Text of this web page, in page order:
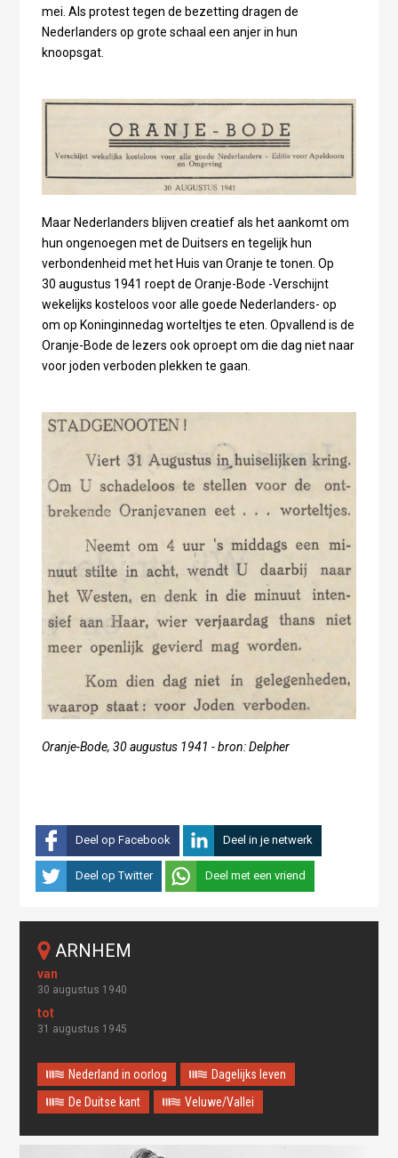
mei. Als protest tegen de bezetting dragen de
Nederlanders op grote schaal een anjer in hun
knoopsgat.
Maar Nederlanders blijven creatief als het aankomt om
hun ongenoegen met de Duitsers en tegelijk hun
verbondenheid met het Huis van Oranje te tonen. Op
30 augustus 1941 roept de Oranje-Bode -Verschijnt
wekelijks kosteloos voor alle goede Nederlanders- op
om op Koninginnedag worteltjes te eten. Opvallend is de
Oranje-Bode de lezers ook oproept om die dag niet naar
voor joden verboden plekken te gaan.
Oranje-Bode, 30 augustus 1941 - bron: Delpher
Deel op Facebook Deel in je netwerk
Deel op Twitter Deel met een vriend
ARNHEM
30 augustus 1940
31 augustus 1945
Nederland in oorlog
Dagelijks leven
De Duitse kant
Veluwe/Vallei